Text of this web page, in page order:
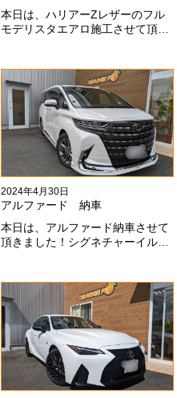
本日は、ハリアーZレザーのフル
モデリスタエアロ施工させて頂き
全然、思い通りエアロが入ってき
ませんね。。今後とも宜しくお願
いします！
2024年4月30日
アルファード 納車
本日は、アルファード納車させて
頂きました！シグネチャーイル
よろしくお願いします
#x1f647;#x200d;#x2640;#xfe0f;